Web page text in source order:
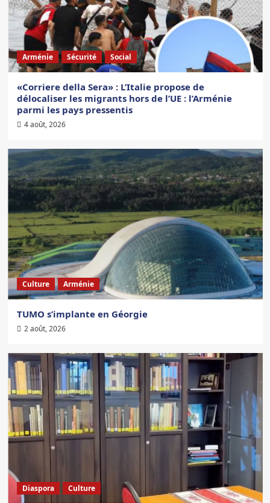
Arménie Sécurité Social
«Corriere della Sera» : L’Italie propose de
délocaliser les migrants hors de l’UE : l’Arménie
parmi les pays pressentis
4 août, 2026
Culture Arménie
TUMO s’implante en Géorgie
2 août, 2026
Diaspora Culture